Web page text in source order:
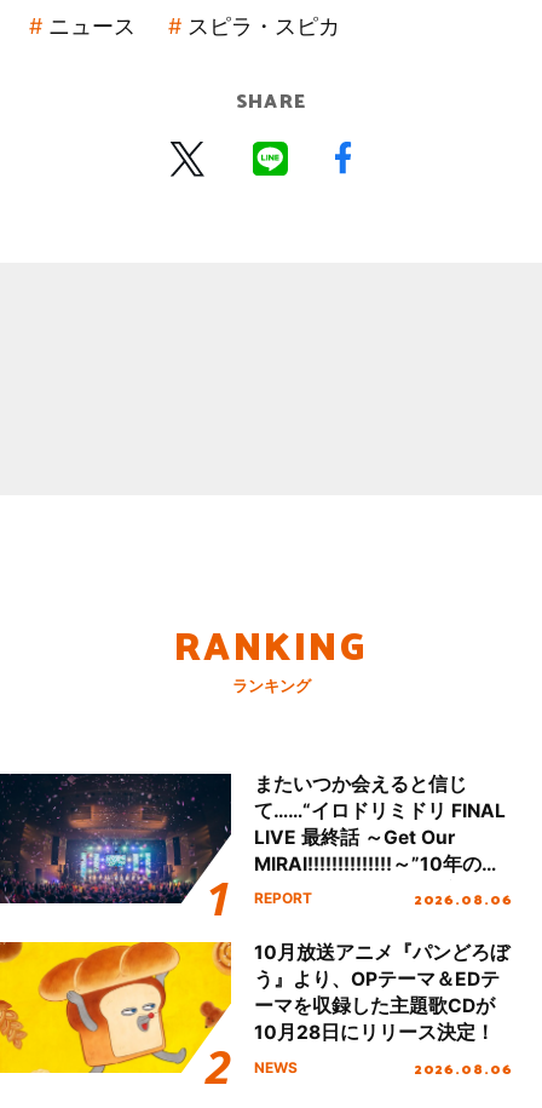
ニュース スピラ・スピカ
SHARE
RANKING
ランキング
またいつか会えると信じ
て……“イロドリミドリ FINAL
LIVE 最終話 ～Get Our
MIRAI!!!!!!!!!!!!!!～”10年の活
動を経てファイナルを迎える
REPORT 2026.08.06
10月放送アニメ『パンどろぼ
う』より、OPテーマ＆EDテ
ーマを収録した主題歌CDが
10月28日にリリース決定！
NEWS 2026.08.06